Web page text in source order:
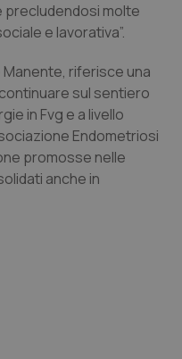
neurodegenerative
molte
e lavorativa”.
Manente, riferisce una
sul sentiero
in Fvg e a livello
Endometriosi
promosse nelle
anche in